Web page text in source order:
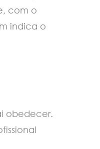
com o
indica o
obedecer.